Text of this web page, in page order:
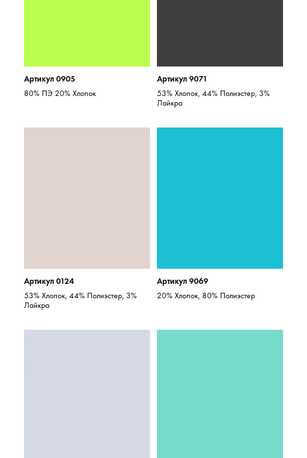
Артикул 0905
80% ПЭ 20% Хлопок
Артикул 9071
53% Хлопок, 44% Полиэстер, 3%
Лайкра
Артикул 0124
53% Хлопок, 44% Полиэстер, 3%
Лайкра
Артикул 9069
20% Хлопок, 80% Полиэстер